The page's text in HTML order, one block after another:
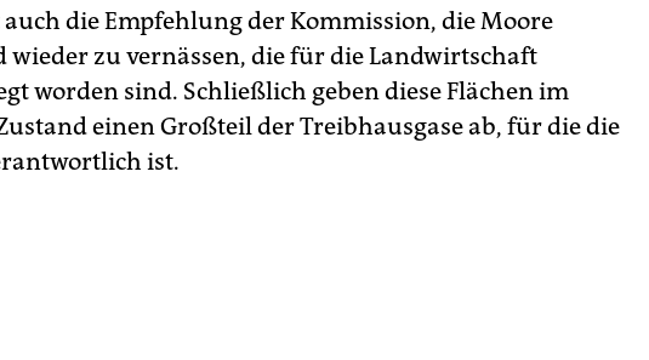
die Empfehlung der Kommission, die Moore
wieder zu vernässen, die für die Landwirtschaft
worden sind. Schließlich geben diese Flächen im
einen Großteil der Treibhausgase ab, für die die
ist.